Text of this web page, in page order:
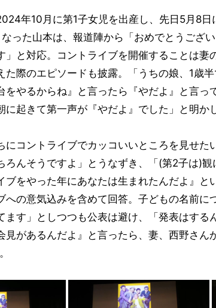
年10月に第1子女児を出産し、先日5月8日
った山本は、報道陣から「おめでとうござ
」と対応。コントライブを開催することは妻
た際のエピソードも披露。「うちの娘、1歳
をやるからね』と言ったら『やだよ』と言っ
に起きて第一声が『やだよ』でした」と明か
にコントライブでカッコいいところを見せた
ろんそうですよ」とうなずき、「(第2子は)
ブをやった年にあなたは生まれたんだよ』と
への意気込みを含めて回答。子どもの名前に
ます」としつつも公表は避け、「発表はする
見があるんだよ』と言ったら、妻、西野さん